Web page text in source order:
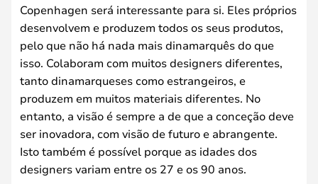
Copenhagen será interessante para si. Eles próprios
desenvolvem e produzem todos os seus produtos,
pelo que não há nada mais dinamarquês do que
isso. Colaboram com muitos designers diferentes,
tanto dinamarqueses como estrangeiros, e
produzem em muitos materiais diferentes. No
entanto, a visão é sempre a de que a conceção deve
ser inovadora, com visão de futuro e abrangente.
Isto também é possível porque as idades dos
designers variam entre os 27 e os 90 anos.